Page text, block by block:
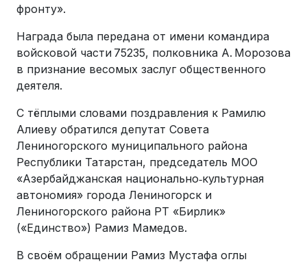
фронту».
Награда была передана от имени командира
войсковой части 75235, полковника А. Морозова
в признание весомых заслуг общественного
деятеля.
С тёплыми словами поздравления к Рамилю
Алиеву обратился депутат Совета
Лениногорского муниципального района
Республики Татарстан, председатель МОО
«Азербайджанская национально‑культурная
автономия» города Лениногорск и
Лениногорского района РТ «Бирлик»
(«Единство») Рамиз Мамедов.
В своём обращении Рамиз Мустафа оглы